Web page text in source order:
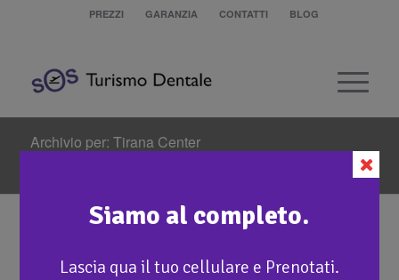
PREZZI GARANZIA CONTATTI BLOG
Archivio per: Tirana Center
Siamo al completo.
Lascia qua il tuo cellulare e Prenotati.